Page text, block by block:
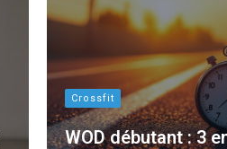
Crossfit
WOD débutant : 3